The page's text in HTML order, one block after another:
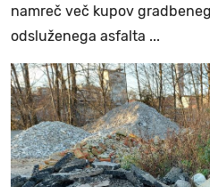
namreč več kupov
odsluženega asfalta ...